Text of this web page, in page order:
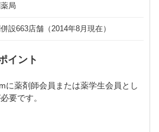
局
設663店舗（2014年8月現在）
イント
に薬剤師会員または薬学生会員とし
要です。